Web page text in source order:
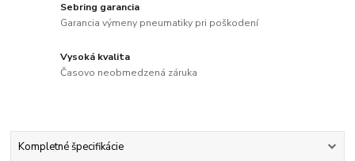
Sebring garancia
Garancia výmeny pneumatiky pri poškodení
Vysoká kvalita
Časovo neobmedzená záruka
Kompletné špecifikácie